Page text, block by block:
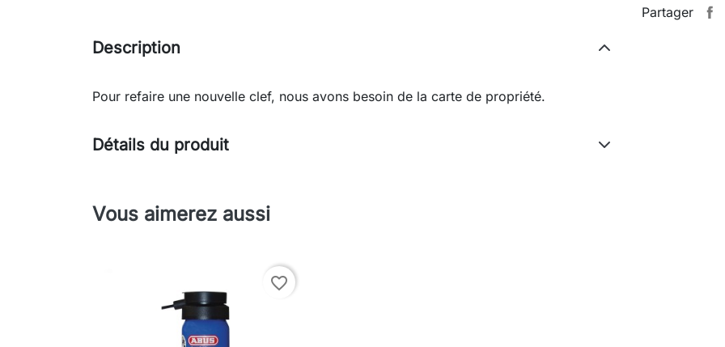
Partager
Description
Pour refaire une nouvelle clef, nous avons besoin de la carte de propriété.
Détails du produit
Vous aimerez aussi
favorite_border